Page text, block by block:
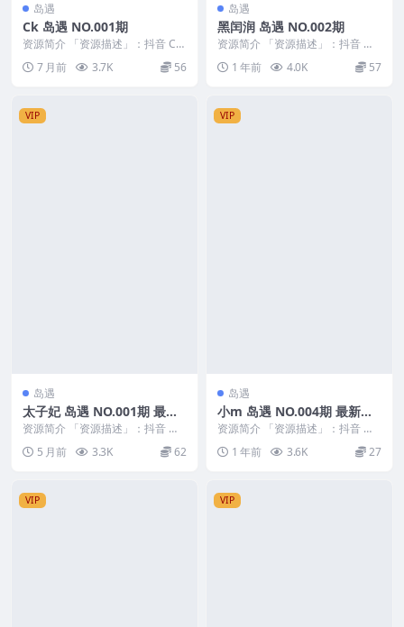
岛遇
Ck 岛遇 NO.001期
资源简介 「资源描述」：抖音 Ck
岛遇 NO.001期 【20P4V】 「资
源...7 月前 3.7K 56
岛遇
黑闰润 岛遇 NO.002期
资源简介 「资源描述」：抖音 黑
闰润 岛遇 NO.002期 【11P8V】
「资...1 年前 4.0K 57
VIP
岛遇
太子妃 岛遇 NO.001期 最新
至：2026.2.18
资源简介 「资源描述」：抖音 太
子妃 岛遇 NO.001期 【14P12V】
最新...5 月前 3.3K 62
VIP
岛遇
小m 岛遇 NO.004期 最新
至：2025.7.28
资源简介 「资源描述」：抖音 小
m 岛遇 NO.004期 【26P】最新
至：20...
1 年前 3.6K 27
VIP VIP